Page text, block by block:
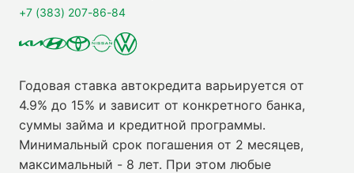
+7 (383) 207-86-84
Годовая ставка автокредита варьируется от
4.9% до 15% и зависит от конкретного банка,
суммы займа и кредитной программы.
Минимальный срок погашения от 2 месяцев,
максимальный - 8 лет. При этом любые